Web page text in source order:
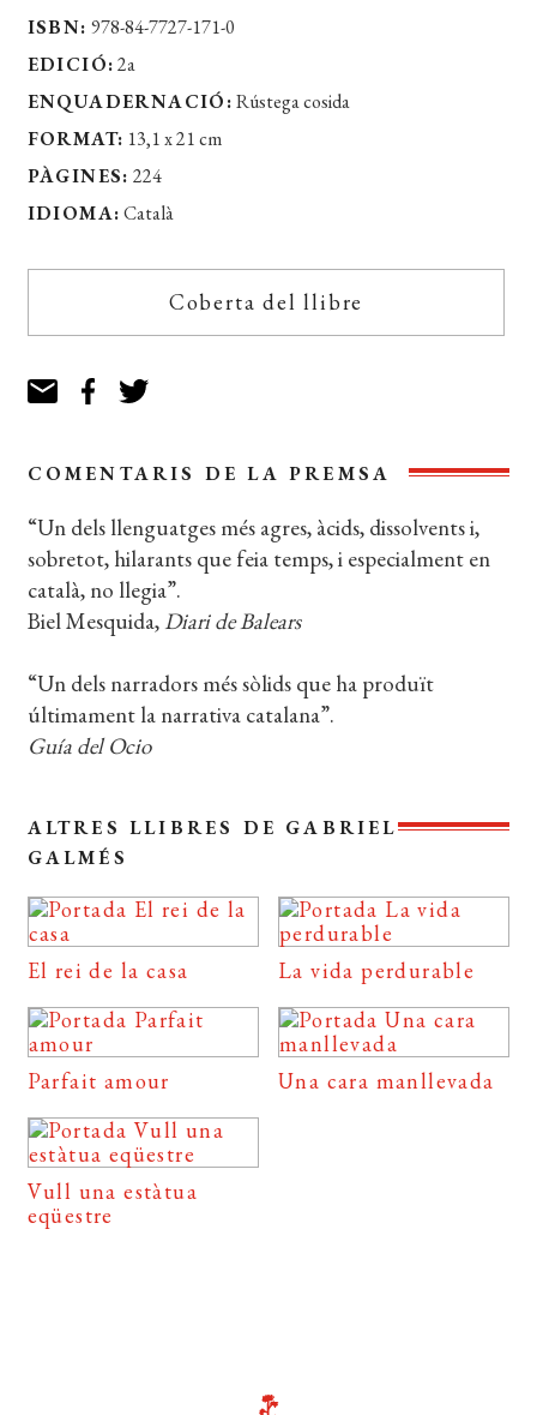
ISBN: 978-84-7727-171-0
EDICIÓ:2a
ENQUADERNACIÓ:Rústega cosida
FORMAT: 13,1 x 21 cm
PÀGINES: 224
IDIOMA:Català
Coberta del llibre
COMENTARIS DE LA PREMSA
“Un dels llenguatges més agres, àcids, dissolvents i,
sobretot, hilarants que feia temps, i especialment en
català, no llegia”.
Biel Mesquida,Diari de Balears
“Un dels narradors més sòlids que ha produït
últimament la narrativa catalana”.
Guía del Ocio
ALTRES LLIBRES DE GABRIEL
GALMÉS
El rei de la casa La vida perdurable
Parfait amour Una cara manllevada
Vull una estàtua
eqüestre